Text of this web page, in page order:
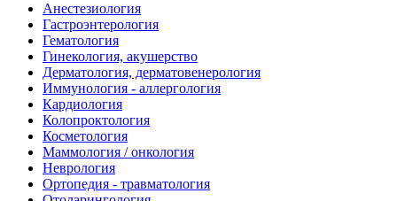
Анестезиология
Гастроэнтерология
Гематология
Гинекология, акушерство
Дерматология, дерматовенерология
Иммунология - аллергология
Кардиология
Колопроктология
Косметология
Маммология / онкология
Неврология
Ортопедия - травматология